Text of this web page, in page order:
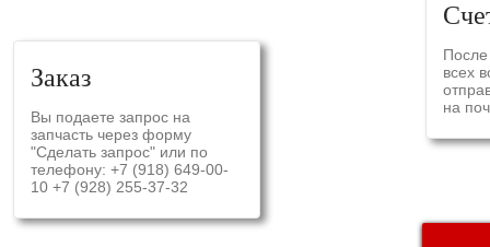
Заказ
Вы подаете запрос на
запчасть через форму
"Сделать запрос" или по
телефону: +7 (918) 649-00-
10 +7 (928) 255-37-32
После
всех
на